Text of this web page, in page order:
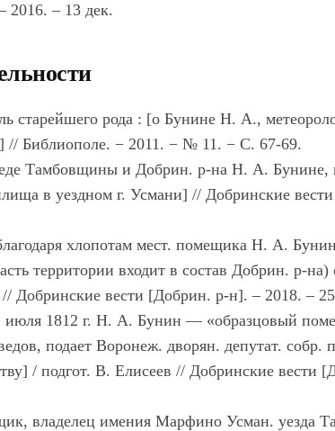
2016. – 13 дек.
старейшего рода : [о Бунине Н. А.,
Библиополе. − 2011. − № 11. − С. 67-69.
Тамбовщины и Добрин. р-на Н. А. Бунине,
в уездном г. Усмани] // Добринские
хлопотам мест. помещика Н. А.
территории входит в состав Добрин. р-на)
Добринские вести [Добрин. р-н]. – 2018. –
июля 1812 г. Н. А. Бунин — «образцовый
подает Воронеж. дворян. депутат. собр.
/ подгот. В. Елисеев // Добринские вести
владелец имения Марфино Усман. уезда